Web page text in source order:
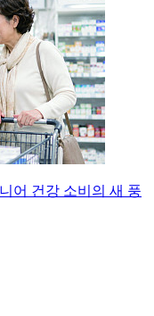
어 건강 소비의 새 풍